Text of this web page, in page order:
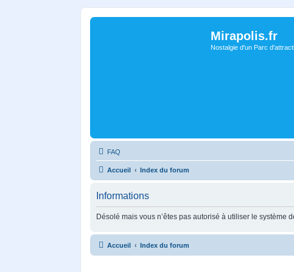
Mirapolis.fr
Nostalgie d'un Parc
FAQ
Accueil Index du forum
Informations
Désolé mais vous n’êtes pas autorisé à utiliser le système
Accueil Index du forum